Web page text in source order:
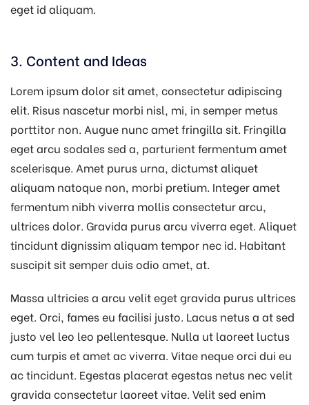
eget id aliquam.
3. Content and Ideas
Lorem ipsum dolor sit amet, consectetur adipiscing
elit. Risus nascetur morbi nisl, mi, in semper metus
porttitor non. Augue nunc amet fringilla sit. Fringilla
eget arcu sodales sed a, parturient fermentum amet
scelerisque. Amet purus urna, dictumst aliquet
aliquam natoque non, morbi pretium. Integer amet
fermentum nibh viverra mollis consectetur arcu,
ultrices dolor. Gravida purus arcu viverra eget. Aliquet
tincidunt dignissim aliquam tempor nec id. Habitant
suscipit sit semper duis odio amet, at.
Massa ultricies a arcu velit eget gravida purus ultrices
eget. Orci, fames eu facilisi justo. Lacus netus a at sed
justo vel leo leo pellentesque. Nulla ut laoreet luctus
cum turpis et amet ac viverra. Vitae neque orci dui eu
ac tincidunt. Egestas placerat egestas netus nec velit
gravida consectetur laoreet vitae. Velit sed enim